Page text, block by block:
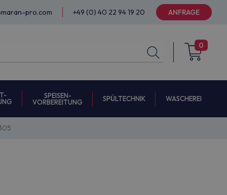
pro.com +49 (0) 40 22 94 19 20 ANFRAGE
0
SPEISEN-
VORBEREITUNG
SPÜLTECHNIK WASCHEREI